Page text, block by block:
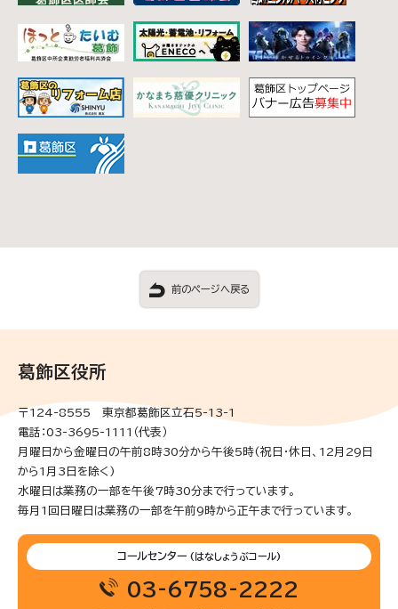
前のページへ戻る
葛飾区役所
〒124-8555 東京都葛飾区立石5-13-1
電話：03-3695-1111（代表）
月曜日から金曜日の午前8時30分から午後5時(祝日・休日、12月29日
から1月3日を除く)
水曜日は業務の一部を午後7時30分まで行っています。
毎月1回日曜日は業務の一部を午前9時から正午まで行っています。
コールセンター (はなしょうぶコール)
03-6758-2222